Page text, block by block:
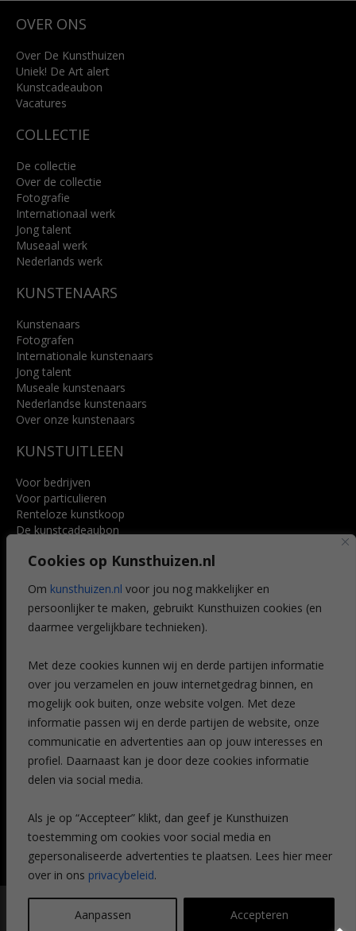
Cookies op Kunsthuizen.nl
Om kunsthuizen.nl voor jou nog makkelijker en
persoonlijker te maken, gebruikt Kunsthuizen cookies (en
daarmee vergelijkbare technieken).
Met deze cookies kunnen wij en derde partijen informatie
over jou verzamelen en jouw internetgedrag binnen, en
mogelijk ook buiten, onze website volgen. Met deze
informatie passen wij en derde partijen de website, onze
communicatie en advertenties aan op jouw interesses en
profiel. Daarnaast kan je door deze cookies informatie
delen via social media.
Als je op “Accepteer” klikt, dan geef je Kunsthuizen
toestemming om cookies voor social media en
gepersonaliseerde advertenties te plaatsen. Lees hier meer
over in ons privacybeleid.
Aanpassen Accepteren
4818 SB Breda
info@kunsthuisbreda.nl
Lees meer
OVER ONS
Over De Kunsthuizen
Uniek! De Art alert
Kunstcadeaubon
Vacatures
COLLECTIE
De collectie
Over de collectie
Fotografie
Internationaal werk
Jong talent
Museaal werk
Nederlands werk
KUNSTENAARS
Kunstenaars
Fotografen
Internationale kunstenaars
Jong talent
Museale kunstenaars
Nederlandse kunstenaars
Over onze kunstenaars
KUNSTUITLEEN
Voor bedrijven
Voor particulieren
Renteloze kunstkoop
De kunstcadeaubon
Voordelen
Veelgestelde vragen
CONTACT
Leiden
Amsterdam
Breda
Favorieten
Mijn art alert
NIEUWSBRIEF
© Kunsthuizen 2026 All rights reserved | Disclaimer|
statement
Legit